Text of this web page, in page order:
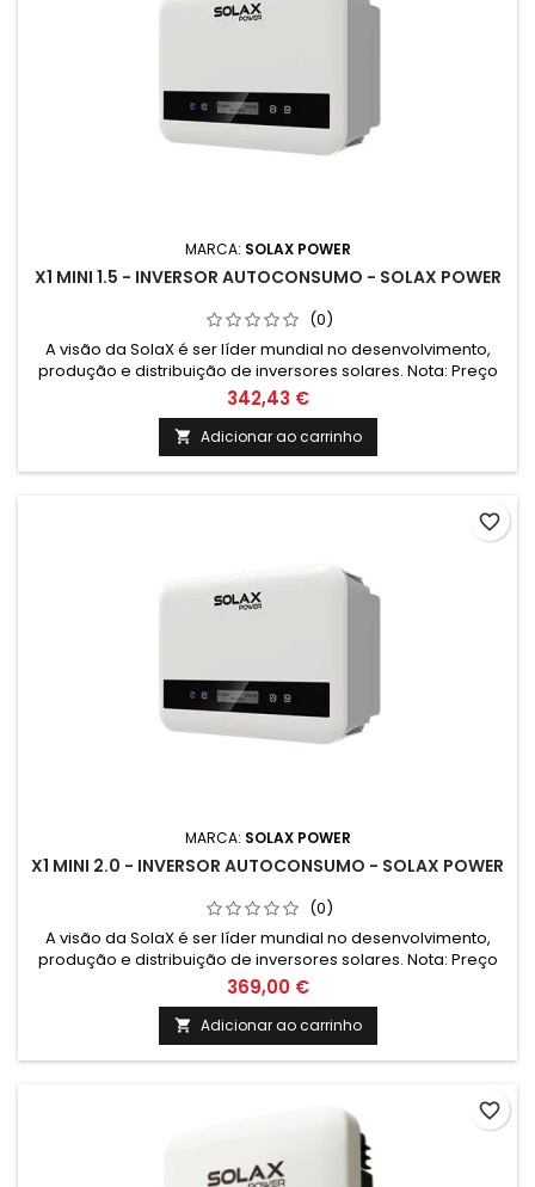
MARCA: SOLAX POWER
X1 MINI 1.5 - INVERSOR AUTOCONSUMO - SOLAX POWER
(0)
A visão da SolaX é ser líder mundial no desenvolvimento,
produção e distribuição de inversores solares. Nota: Preço
com iva a 6% para compra conjunta com paineis solares. No
caso da compra sem paineis solares o iva é de 23% e o
valor é de 187.30€
342,43 €
 Adicionar ao carrinho
MARCA: SOLAX POWER
X1 MINI 2.0 - INVERSOR AUTOCONSUMO - SOLAX POWER
(0)
A visão da SolaX é ser líder mundial no desenvolvimento,
produção e distribuição de inversores solares. Nota: Preço
com iva a 6% para compra conjunta com paineis solares. No
caso da compra sem paineis solares o iva é de 23% e o
valor é de 210.33€
369,00 €
 Adicionar ao carrinho
favorite_border
favorite_border